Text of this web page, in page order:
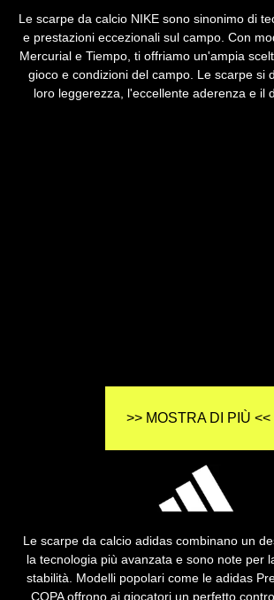
Le scarpe da calcio NIKE sono sinonimo di
e prestazioni eccezionali sul campo. Con
Mercurial e Tiempo, ti offriamo un'ampia
gioco e condizioni del campo. Le scarpe si
loro leggerezza, l'eccellente aderenza e il
>> MOSTRA DI PIÙ <<
Le scarpe da calcio adidas combinano un
la tecnologia più avanzata e sono note per
stabilità. Modelli popolari come le adidas
COPA offrono ai giocatori un perfetto